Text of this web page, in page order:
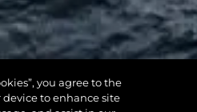
you agree to the
to enhance site